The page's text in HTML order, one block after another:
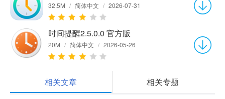
32.5M / 简体中文 / 2026-07-31
时间提醒2.5.0.0 官方版
20M / 简体中文 / 2026-05-26
相关文章 相关专题